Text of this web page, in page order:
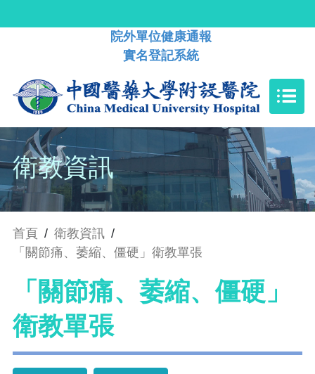
院外單位健康通報
實名登記系統
衛教資訊
首頁 / 衛教資訊 /
「關節痛、萎縮、僵硬」衛教單張
「關節痛、萎縮、僵硬」
衛教單張